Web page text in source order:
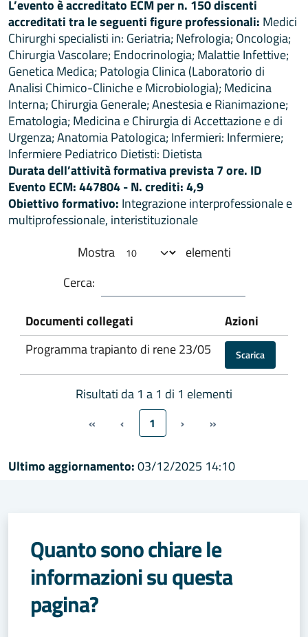
L’evento è accreditato ECM per n. 150 discenti
accreditati tra le seguenti figure professionali: Medici
Chirurghi specialisti in: Geriatria; Nefrologia; Oncologia;
Chirurgia Vascolare; Endocrinologia; Malattie Infettive;
Genetica Medica; Patologia Clinica (Laboratorio di
Analisi Chimico-Cliniche e Microbiologia); Medicina
Interna; Chirurgia Generale; Anestesia e Rianimazione;
Ematologia; Medicina e Chirurgia di Accettazione e di
Urgenza; Anatomia Patologica; Infermieri: Infermiere;
Infermiere Pediatrico Dietisti: Dietista
Durata dell’attività formativa prevista 7 ore. ID
Evento ECM: 447804 - N. crediti: 4,9
Obiettivo formativo: Integrazione interprofessionale e
multiprofessionale, interistituzionale
Mostra
elementi
Cerca:
Documenti collegati
Azioni
Programma trapianto di rene 23/05
Scarica
Risultati da 1 a 1 di 1 elementi
« ‹ 1 › »
Ultimo aggiornamento:03/12/2025 14:10
Quanto sono chiare le
informazioni su questa
pagina?